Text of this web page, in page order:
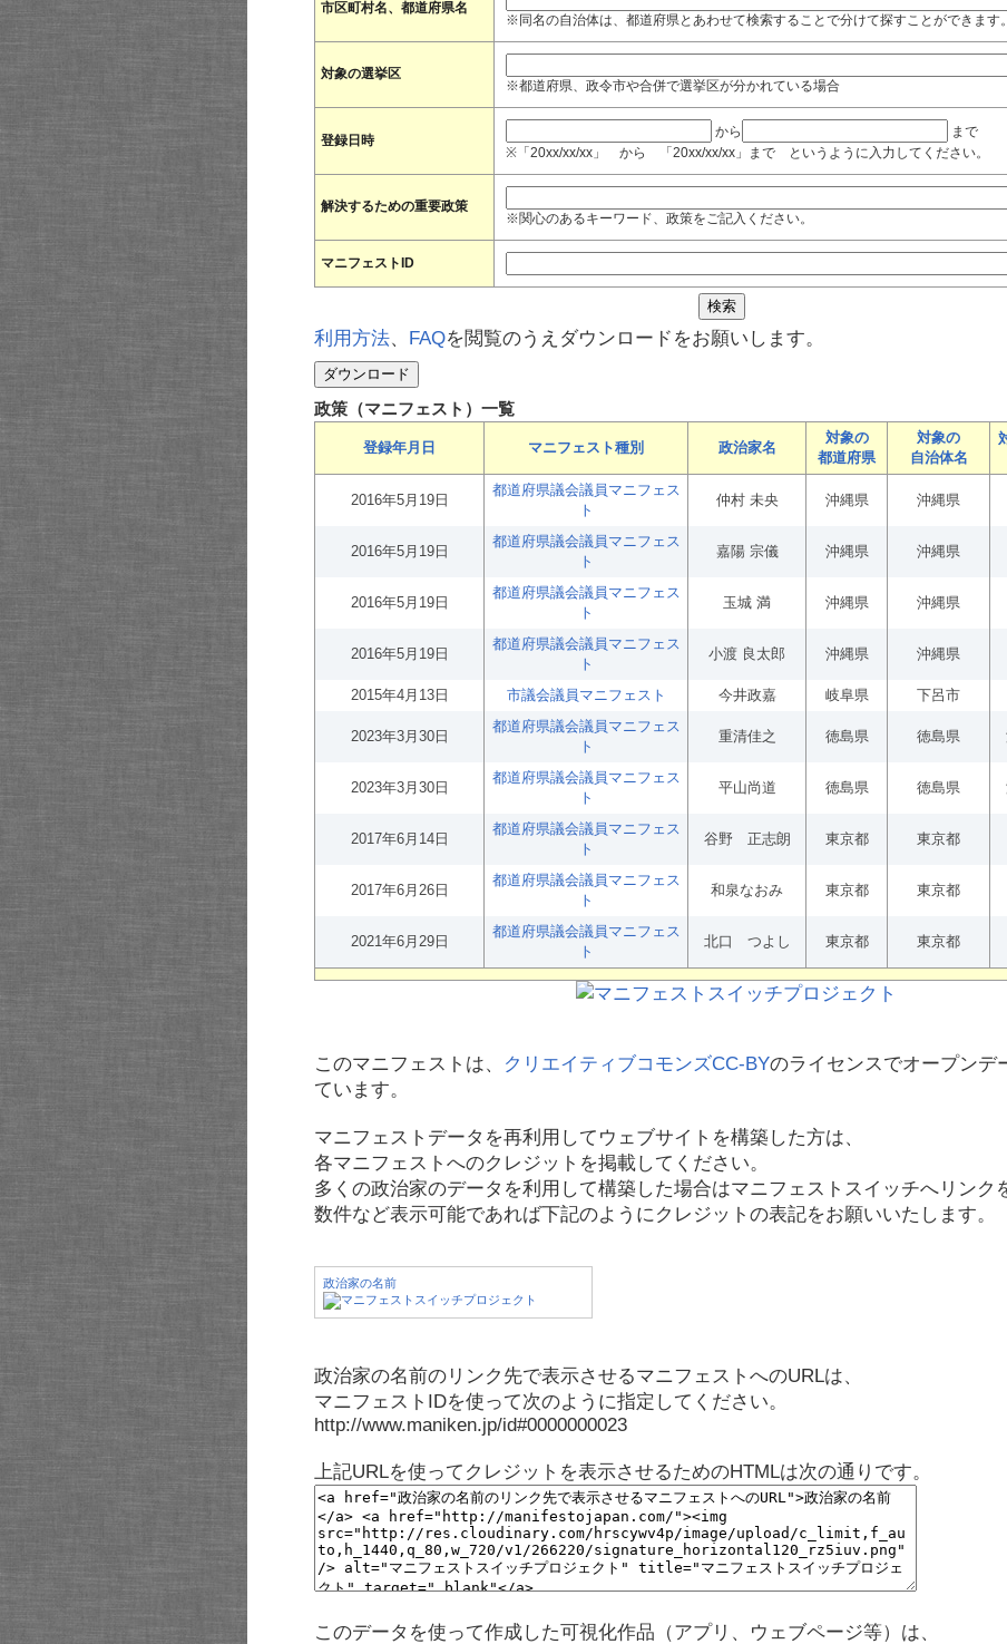
市区町村名、都道府県名
※同名の自治体は、都道府県とあわせて検索することで分けて探すことができます。
対象の選挙区
※都道府県、政令市や合併で選挙区が分かれている場合
登録日時
から
まで
※「20xx/xx/xx」 から 「20xx/xx/xx」まで というように入力してください。
解決するための重要政策
※関心のあるキーワード、政策をご記入ください。
マニフェストID
利用方法、 FAQを閲覧のうえダウンロードをお願いします。
政策（マニフェスト）一覧
登録年月日 マニフェスト種別 政治家名
対象の
都道府県
対象の
自治体名
2016年5月19日
都道府県議会議員マニフェス
ト
仲村 未央 沖縄県 沖縄県
2016年5月19日
都道府県議会議員マニフェス
ト
嘉陽 宗儀 沖縄県 沖縄県
2016年5月19日
都道府県議会議員マニフェス
ト
玉城 満 沖縄県 沖縄県
2016年5月19日
都道府県議会議員マニフェス
ト
小渡 良太郎 沖縄県 沖縄県
2015年4月13日 市議会議員マニフェスト 今井政嘉 岐阜県 下呂市
2023年3月30日
都道府県議会議員マニフェス
ト
重清佳之 徳島県 徳島県
2023年3月30日
都道府県議会議員マニフェス
ト
平山尚道 徳島県 徳島県
2017年6月14日
都道府県議会議員マニフェス
ト
谷野 正志朗 東京都 東京都
2017年6月26日
都道府県議会議員マニフェス
ト
和泉なおみ 東京都 東京都
2021年6月29日
都道府県議会議員マニフェス
ト
北口 つよし 東京都 東京都
このマニフェストは、 クリエイティブコモンズCC-BYのライセンスでオープンデ
ています。
マニフェストデータを再利用してウェブサイトを構築した方は、
各マニフェストへのクレジットを掲載してください。
多くの政治家のデータを利用して構築した場合はマニフェストスイッチへリンク
数件など表示可能であれば下記のようにクレジットの表記をお願いいたします。
政治家の名前
政治家の名前のリンク先で表示させるマニフェストへのURLは、
マニフェストIDを使って次のように指定してください。
http://www.maniken.jp/id#0000000023
上記URLを使ってクレジットを表示させるためのHTMLは次の通りです。
このデータを使って作成した可視化作品（アプリ、ウェブページ等）は、